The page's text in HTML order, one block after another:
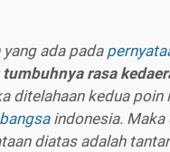
ada pada
tumbuhnya rasa
ditelahaan kedua
bangsaindonesia. Maka
diatas adalah